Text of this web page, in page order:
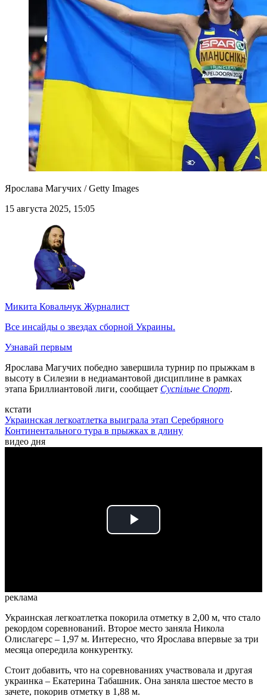
Ярослава Магучих / Getty Images
15 августа 2025, 15:05
Микита Ковальчук Журналист
Все инсайды о звездах сборной Украины.
Узнавай первым
Ярослава Магучих победно завершила турнир по прыжкам в
высоту в Силезии в недиамантовой дисциплине в рамках
этапа Бриллиантовой лиги, сообщает Суспільне Спорт.
кстати
Украинская легкоатлетка выиграла этап Серебряного
Континентального тура в прыжках в длину
видео дня
Play
реклама
Украинская легкоатлетка покорила отметку в 2,00 м, что стало
рекордом соревнований. Второе место заняла Никола
Олислагерс – 1,97 м. Интересно, что Ярослава впервые за три
месяца опередила конкурентку.
Стоит добавить, что на соревнованиях участвовала и другая
украинка – Екатерина Табашник. Она заняла шестое место в
зачете, покорив отметку в 1,88 м.